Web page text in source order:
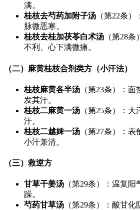
满。
桂枝去芍药加附子汤 （第22条
脉微恶寒。
桂枝去桂加茯苓白术汤 （第28
不利、心下满微痛。
（二）麻黄桂枝合剂类方（小汗法）
桂枝麻黄各半汤 （第23条）：
发其汗。
桂枝二麻黄一汤 （第25条）：
汗。
桂枝二越婢一汤 （第27条）：
小汗兼清。
（三）救逆方
甘草干姜汤 （第29条）：温复
躁。
芍药甘草汤 （第29条）：酸甘